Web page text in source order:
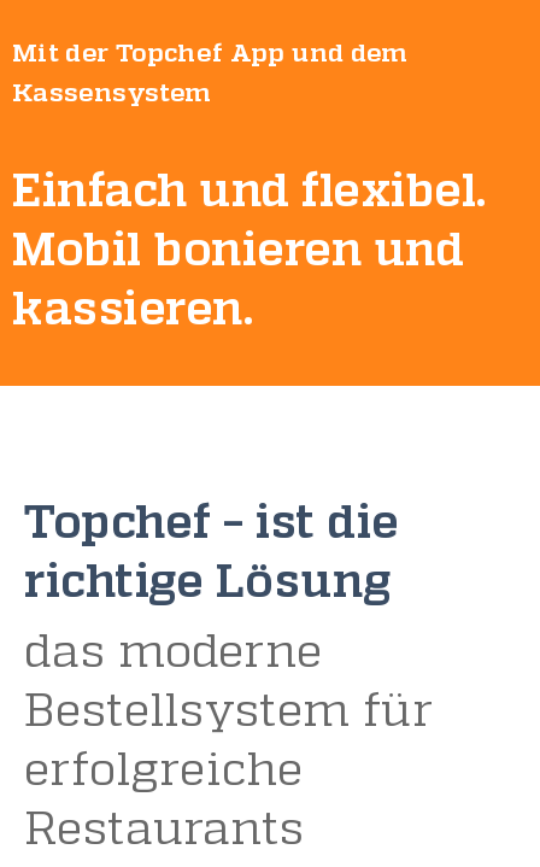
Mit der Topchef App und dem
Kassensystem
Einfach und flexibel.
Mobil bonieren und
kassieren.
Topchef – ist die
richtige Lösung
das moderne
Bestellsystem für
erfolgreiche
Restaurants